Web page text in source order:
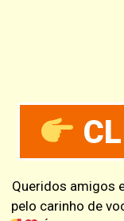
Queridos amigos
pelo carinho de